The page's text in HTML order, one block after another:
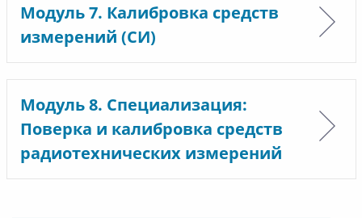
Модуль 7. Калибровка средств
измерений (СИ)
Модуль 8. Специализация:
Поверка и калибровка средств
радиотехнических измерений